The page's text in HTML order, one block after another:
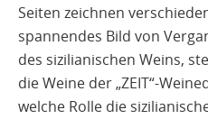
Seiten zeichnen
spannendes Bild von
des sizilianischen Weins,
die Weine der „ZEIT“-
welche Rolle die